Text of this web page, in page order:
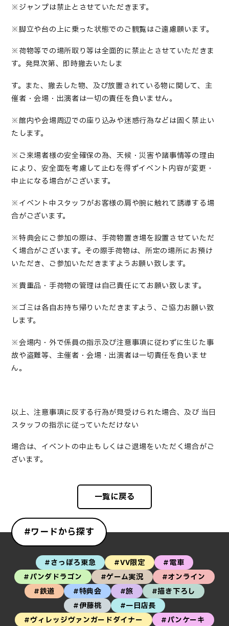
※ジャンプは禁止とさせていただきます。
※脚立や台の上に乗った状態でのご観覧はご遠慮願います。
※荷物等での場所取り等は全面的に禁止とさせていただきま
す。発見次第、即時撤去いたしま
す。また、撤去した物、及び放置されている物に関して、主
催者・会場・出演者は一切の責任を負いません。
※館内や会場周辺での座り込みや迷惑行為などは固く禁止い
たします。
※ ご来場者様の安全確保の為、天候・災害や諸事情等の理由
により、安全面を考慮して止むを得ずイベント内容が変更・
中止になる場合がございます。
※イベント中スタッフがお客様の肩や腕に触れて誘導する場
合がございます。
※特典会にご参加の際は、手荷物置き場を設置させていただ
く場合がございます。その際手荷物は、所定の場所にお預け
いただき、ご参加いただきますようお願い致します。
※貴重品・手荷物の管理は自己責任にてお願い致します。
※ゴミは各自お持ち帰りいただきますよう、ご協力お願い致
します。
※会場内・外で係員の指示及び注意事項に従わずに生じた事
故や盗難等、主催者・会場・出演者は一切責任を負いませ
ん。
以上、注意事項に反する行為が見受けられた場合、及び 当日
スタッフの指示に従っていただけない
場合は、イベントの中止もしくはご退場をいただく場合がご
ざいます。
一覧に戻る
#ワードから探す
#さっぽろ東急 #VV限定
#電車
#パンダドラゴン
#ゲーム実況
#オンライン
#鉄道
#特典会 #旅
#描き下ろし
#伊藤桃
#一日店長
#ヴィレッジヴァンガードダイナー
#パンケーキ